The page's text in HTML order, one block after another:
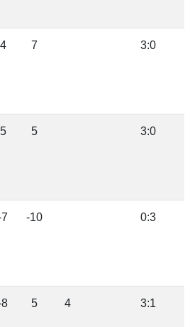
4 7 3:0
5 5 3:0
-10 0:3
5 4 3:1